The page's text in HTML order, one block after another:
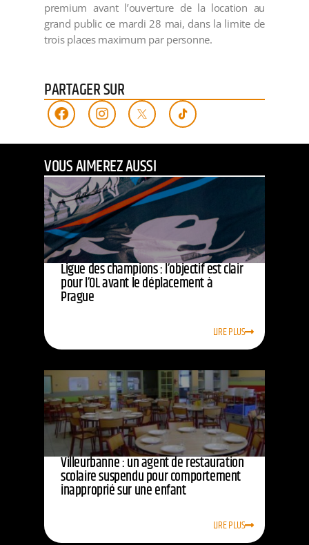
premium avant l’ouverture de la location au
grand public ce mardi 28 mai, dans la limite de
trois places maximum par personne.
PARTAGER SUR
VOUS AIMEREZ AUSSI
Ligue des champions : l’objectif est clair
pour l’OL avant le déplacement à
Prague
LIRE PLUS
Villeurbanne : un agent de restauration
scolaire suspendu pour comportement
inapproprié sur une enfant
LIRE PLUS